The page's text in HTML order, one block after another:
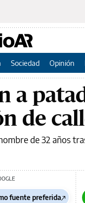
Sociedad Opinión
a
de
de 32 años
fuente preferida